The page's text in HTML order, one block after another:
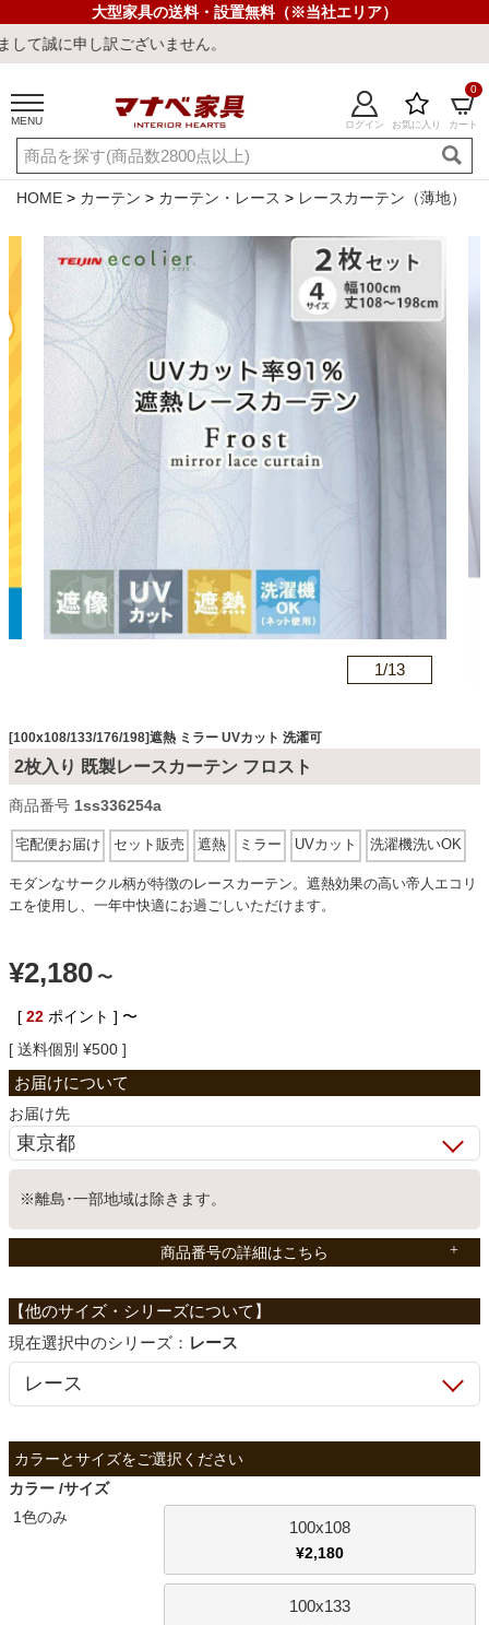
大型家具の送料・設置無料（※当社エリア）
し訳ございません。
MENU ログイン お気に入り カート
0
ご利用ガイド 新規会員登録
店舗一覧 閲覧履歴
キーワード・商品番号で探す
最短発送 冷感ラグ 冷感寝具 ワークデスク
カテゴリから探す
ソファ
ダイニングテーブル・セット
椅子・チェア
ベッド
収納家具
学習机
ホームオフィス
こたつ
寝具
ファブリック
HOME カーテン カーテン・レース レースカーテン（薄地）
1/13
[100x108/133/176/198]遮熱 ミラー UVカット 洗濯可
2枚入り 既製レースカーテン フロスト
商品番号 1ss336254a
宅配便お届け セット販売 遮熱 ミラー UVカット 洗濯機洗いOK
モダンなサークル柄が特徴のレースカーテン。遮熱効果の高い帝人エコリ
エを使用し、一年中快適にお過ごしいただけます。
¥2,180 〜
[ 22 ポイント ] 〜
送料個別 ¥500
お届け先
※離島･一部地域は除きます。
商品番号の詳細はこちら
シリーズ： レース
カラー サイズ
1色のみ
100x108
¥2,180
100x133